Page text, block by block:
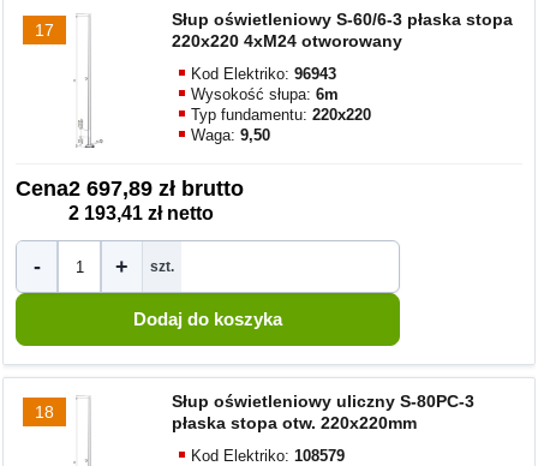
17
Słup oświetleniowy S-60/6-3 płaska stopa
220x220 4xM24 otworowany
Kod Elektriko:96943
Wysokość słupa:6m
Typ fundamentu:220x220
Waga:9,50
Cena2 697,89 zł brutto
2 193,41 zł netto
- + szt.
18
Słup oświetleniowy uliczny S-80PC-3
płaska stopa otw. 220x220mm
Kod Elektriko:108579